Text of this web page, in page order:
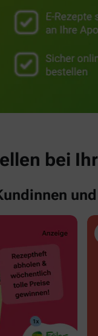
bei